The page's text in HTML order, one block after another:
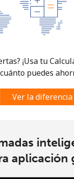
¡Usa tu
cuánto puedes
Ver la diferencia
aplicación